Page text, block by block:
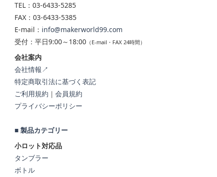
TEL：03-6433-5285
FAX：03-6433-5385
E-mail： info@makerworld99.com
受付：平日9:00～18:00 （E-mail・FAX 24時間）
会社案内
会社情報↗
特定商取引法に基づく表記
ご利用規約 ｜ 会員規約
プライバシーポリシー
■ 製品カテゴリー
小ロット対応品
タンブラー
ボトル